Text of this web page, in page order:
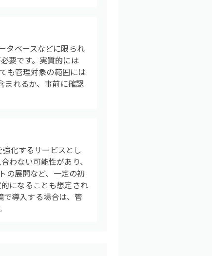
タベースなどに限られ
要です。実質的には
も管理対象の範囲には
まれるか、事前に確認
化するサービスとし
わない可能性があり、
の展開など、一定の初
になることも想定され
導入する場合は、管